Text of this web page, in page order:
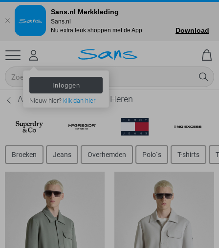
Inloggen
Nieuw hier? klik dan hier
Antony Morato Vesten - Heren
Broeken Jeans Overhemden Polo`s T-shirts
Sans.nl Merkkleding
Sans.nl
Nu extra leuk shoppen met de App.
Download